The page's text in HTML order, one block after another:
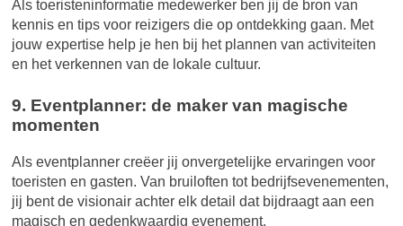
Als toeristeninformatie medewerker ben jij de bron van
kennis en tips voor reizigers die op ontdekking gaan. Met
jouw expertise help je hen bij het plannen van activiteiten
en het verkennen van de lokale cultuur.
9. Eventplanner: de maker van magische
momenten
Als eventplanner creëer jij onvergetelijke ervaringen voor
toeristen en gasten. Van bruiloften tot bedrijfsevenementen,
jij bent de visionair achter elk detail dat bijdraagt aan een
magisch en gedenkwaardig evenement.